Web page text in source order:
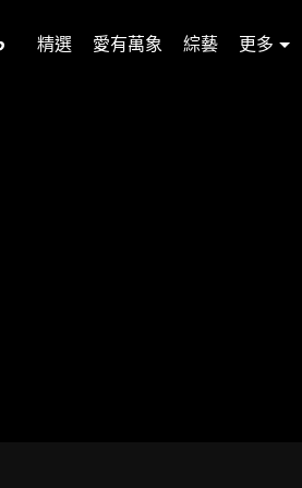
精選 愛有萬象 綜藝 更多